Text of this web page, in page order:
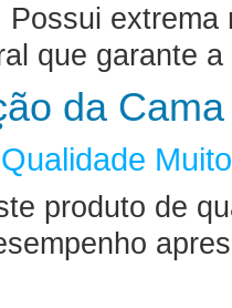
Possui
que garante
da
produto de